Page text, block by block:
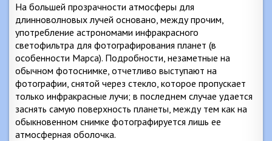
На большей прозрачности атмосферы для
длинноволновых лучей основано, между прочим,
употребление астрономами инфракрасного
светофильтра для фотографирования планет (в
особенности Марса). Подробности, незаметные на
обычном фотоснимке, отчетливо выступают на
фотографии, снятой через стекло, которое пропускает
только инфракрасные лучи; в последнем случае удается
заснять самую поверхность планеты, между тем как на
обыкновенном снимке фотографируется лишь ее
атмосферная оболочка.